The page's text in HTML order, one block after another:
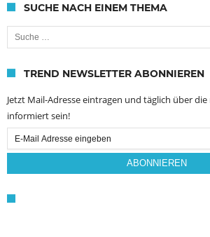
SUCHE NACH EINEM THEMA
Suche nach:
TREND NEWSLETTER ABONNIEREN
Jetzt Mail-Adresse eintragen und täglich über
informiert sein!
Email
Subscription
ABONNIEREN